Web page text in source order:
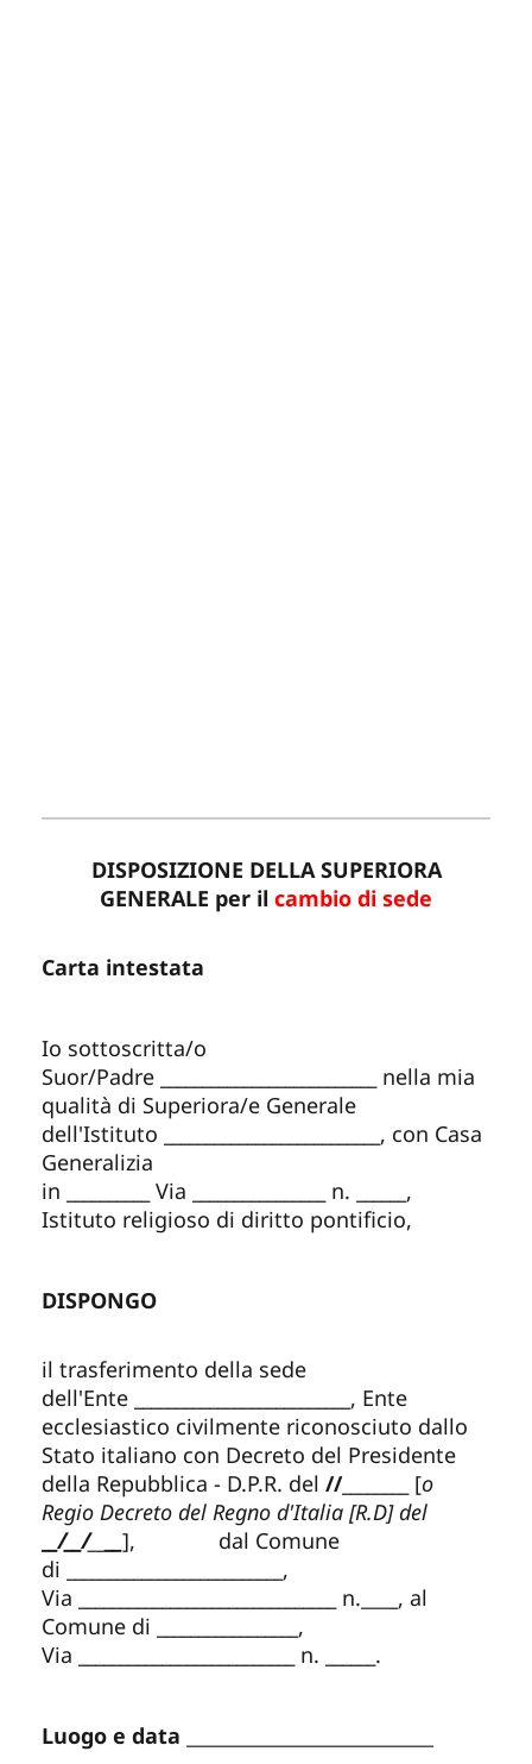
DISPOSIZIONE DELLA SUPERIORA
GENERALE per il cambio di sede
Carta intestata
Io sottoscritta/o
Suor/Padre
nella mia
qualità di Superiora/e Generale
dell'Istituto
, con Casa
Generalizia
in
Via n.
,
Istituto religioso di diritto pontificio,
DISPONGO
il trasferimento della sede
dell'Ente
, Ente
ecclesiastico civilmente riconosciuto dallo
Stato italiano con Decreto del Presidente
della Repubblica - D.P.R. del //________ [o
Regio Decreto del Regno d'Italia [R.D] del
__/__/__
], dal Comune
di
,
Via
n.___
, al
Comune di
,
Via
n. .
Luogo e data